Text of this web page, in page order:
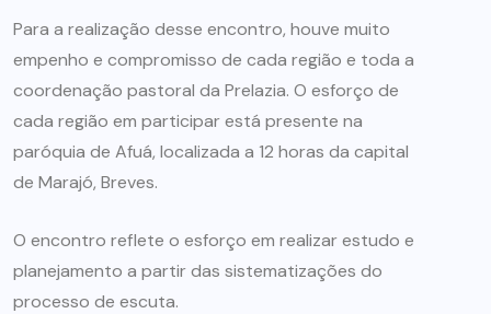
Para a realização desse encontro, houve muito
empenho e compromisso de cada região e toda a
coordenação pastoral da Prelazia. O esforço de
cada região em participar está presente na
paróquia de Afuá, localizada a 12 horas da capital
de Marajó, Breves.
O encontro reflete o esforço em realizar estudo e
planejamento a partir das sistematizações do
processo de escuta.